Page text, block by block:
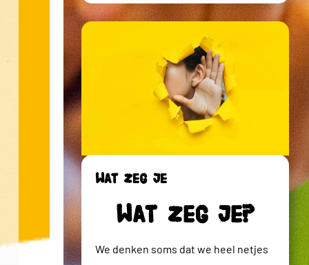
Wat zeg je
Wat zeg je?
We denken soms dat we heel netjes